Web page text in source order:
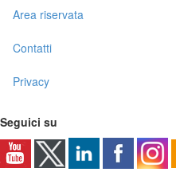
Area riservata
Contatti
Privacy
Seguici su